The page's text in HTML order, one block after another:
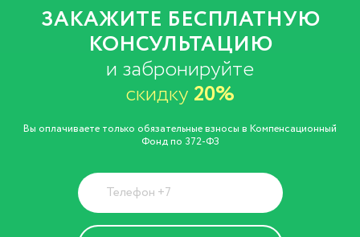
ЗАКАЖИТЕ БЕСПЛАТНУЮ
КОНСУЛЬТАЦИЮ
и забронируйте
скидку 20%
Вы оплачиваете только обязательные взносы в Компенсационный
Фонд по 372-ФЗ